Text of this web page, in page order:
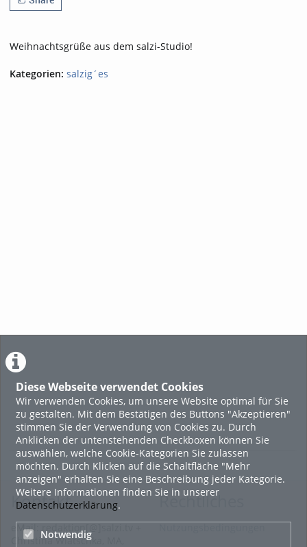
Diese Webseite verwendet Cookies
Wir verwenden Cookies, um unsere Website optimal für Sie
zu gestalten. Mit dem Bestätigen des Buttons "Akzeptieren"
stimmen Sie der Verwendung von Cookies zu. Durch
Anklicken der untenstehenden Checkboxen können Sie
auswählen, welche Cookie-Kategorien Sie zulassen
möchten. Durch Klicken auf die Schaltfläche "Mehr
anzeigen" erhalten Sie eine Beschreibung jeder Kategorie.
Weitere Informationen finden Sie in unserer
Datenschutzerklärung.
Notwendig
Weihnachtsgrüße aus dem salzi-Studio!
Kategorien: salzig´es
Kontakt
eMail: redaktion[@]salzi.tv +
Christina Wiatschka, MA,
Rechtliches